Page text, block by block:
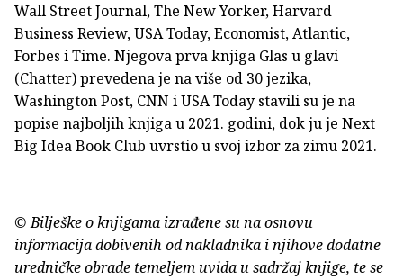
Wall Street Journal, The New Yorker, Harvard
Business Review, USA Today, Economist, Atlantic,
Forbes i Time. Njegova prva knjiga Glas u glavi
(Chatter) prevedena je na više od 30 jezika,
Washington Post, CNN i USA Today stavili su je na
popise najboljih knjiga u 2021. godini, dok ju je Next
Big Idea Book Club uvrstio u svoj izbor za zimu 2021.
© Bilješke o knjigama izrađene su na osnovu
informacija dobivenih od nakladnika i njihove dodatne
uredničke obrade temeljem uvida u sadržaj knjige, te se